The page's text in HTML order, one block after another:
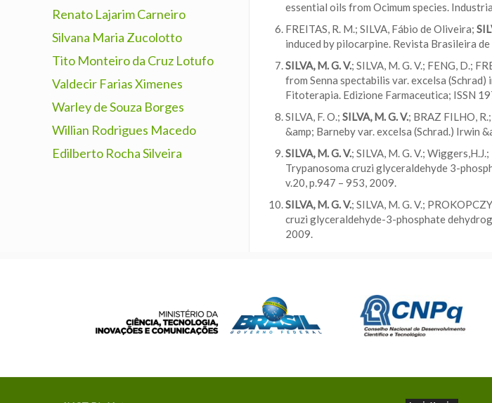
essential oils from Ocimum species.
FREITAS, R. M.; SILVA, Fábio de Oliveira;
induced by pilocarpine. Revista Brasileira
SILVA, M. G. V.; SILVA, M. G. V.; FENG, D.;
from Senna spectabilis var. excelsa
Fitoterapia. Edizione Farmaceutica; ISSN
SILVA, F. O.;SILVA, M. G. V.; BRAZ FILHO,
&amp; Barneby var. excelsa (Schrad.) Irwin
SILVA, M. G. V.; SILVA, M. G. V.;
Trypanosoma cruzi glyceraldehyde 3-
v.20, p.947 – 953, 2009.
SILVA, M. G. V.; SILVA, M. G. V.;
cruzi glyceraldehyde-3-phosphate
2009.
Renato Lajarim Carneiro
Silvana Maria Zucolotto
Tito Monteiro da Cruz Lotufo
Valdecir Farias Ximenes
Warley de Souza Borges
Willian Rodrigues Macedo
Edilberto Rocha Silveira